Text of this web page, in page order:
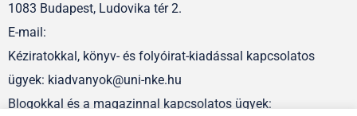
1083 Budapest, Ludovika tér 2.
E-mail:
Kéziratokkal, könyv- és folyóirat-kiadással kapcsolatos
ügyek: kiadvanyok@uni-nke.hu
Blogokkal és a magazinnal kapcsolatos ügyek: